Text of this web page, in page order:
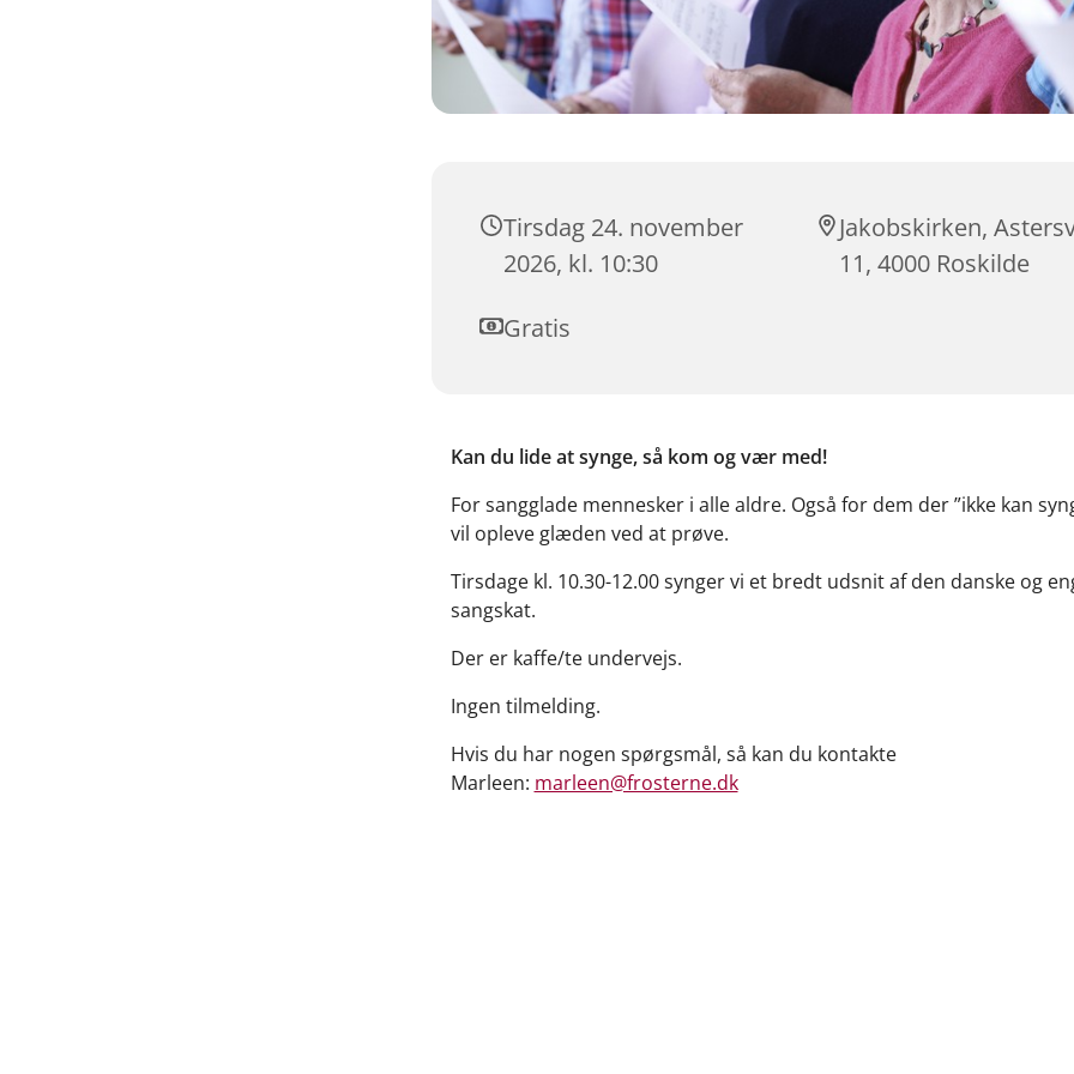
Tirsdag 24. november
2026, kl. 10:30
Jakobskirken,
11, 4000 Roskilde
Gratis
Kan du lide at synge, så kom og vær med!
For sangglade mennesker i alle aldre. Også for dem der ”ikke kan
vil opleve glæden ved at prøve.
Tirsdage kl. 10.30-12.00 synger vi et bredt udsnit af den danske og
sangskat.
Der er kaffe/te undervejs.
Ingen tilmelding.
Hvis du har nogen spørgsmål, så kan du kontakte
Marleen: marleen@frosterne.dk